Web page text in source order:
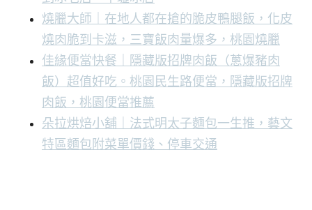
燒臘大師｜在地人都在搶的脆皮鴨腿飯，化皮
燒肉脆到卡滋，三寶飯肉量爆多，桃園燒臘
佳緣便當快餐｜隱藏版招牌肉飯（蔥爆豬肉
飯）超值好吃。桃園民生路便當，隱藏版招牌
肉飯，桃園便當推薦
朵拉烘焙小舖｜法式明太子麵包一生推，藝文
特區麵包附菜單價錢、停車交通